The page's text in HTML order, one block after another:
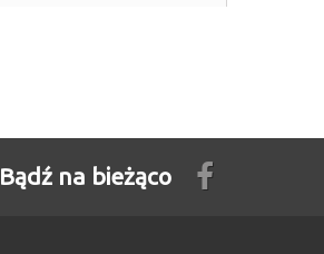
Bądź na bieżąco